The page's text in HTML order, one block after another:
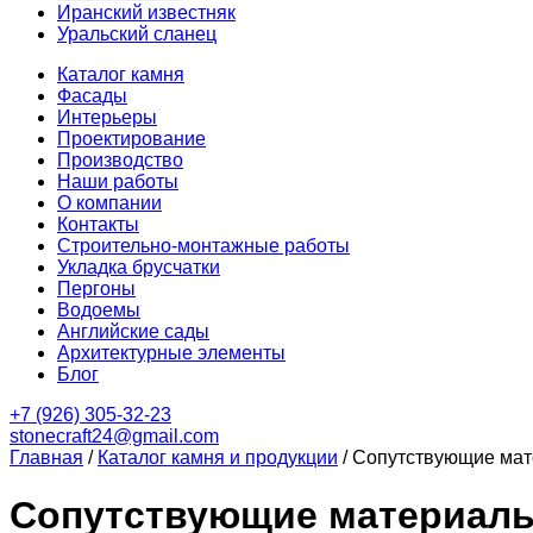
Иранский известняк
Уральский сланец
Каталог камня
Фасады
Интерьеры
Проектирование
Производство
Наши работы
О компании
Контакты
Строительно-монтажные работы
Укладка брусчатки
Пергоны
Водоемы
Английские сады
Архитектурные элементы
Блог
+7 (926) 305-32-23
stonecraft24@gmail.com
Главная / Каталог камня и продукции /Сопутствующие
Сопутствующие